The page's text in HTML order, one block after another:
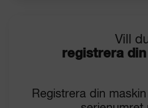
Vill
registrera
Registrera din